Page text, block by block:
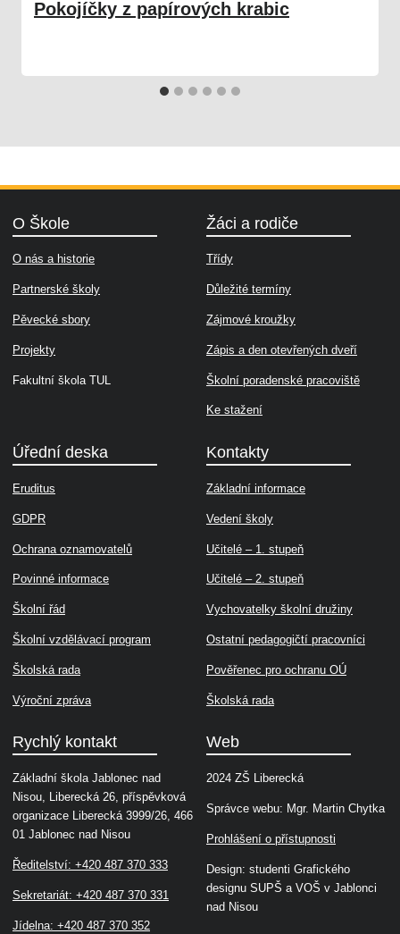
Pokojíčky z papírových krabic
O Škole
O nás a historie
Partnerské školy
Pěvecké sbory
Projekty
Fakultní škola TUL
Žáci a rodiče
Třídy
Důležité termíny
Zájmové kroužky
Zápis a den otevřených dveří
Školní poradenské pracoviště
Ke stažení
Úřední deska
Eruditus
GDPR
Ochrana oznamovatelů
Povinné informace
Školní řád
Školní vzdělávací program
Školská rada
Výroční zpráva
Kontakty
Základní informace
Vedení školy
Učitelé – 1. stupeň
Učitelé – 2. stupeň
Vychovatelky školní družiny
Ostatní pedagogičtí pracovníci
Pověřenec pro ochranu OÚ
Školská rada
Rychlý kontakt
Základní škola Jablonec nad
Nisou, Liberecká 26, příspěvková
organizace Liberecká 3999/26, 466
01 Jablonec nad Nisou
Ředitelství: +420 487 370 333
Sekretariát: +420 487 370 331
Jídelna: +420 487 370 352
Web
2024 ZŠ Liberecká
Správce webu: Mgr. Martin Chytka
Prohlášení o přístupnosti
Design: studenti Grafického
designu SUPŠ a VOŠ v Jablonci
nad Nisou